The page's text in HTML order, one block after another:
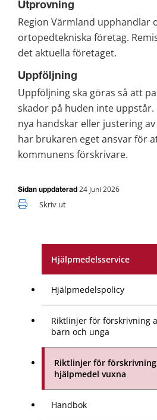
Hjälpmedelsservice
Hjälpmedelspolicy
Riktlinjer för förskrivning
barn och unga
Riktlinjer för
hjälpmedel vuxna
Handbok
Utprovning
Region Värmland upphandlar
ortopedtekniska företag.
det aktuella företaget.
Uppföljning
Uppföljning ska göras så att
skador på huden inte uppstår.
nya handskar eller justering
har brukaren eget ansvar för
kommunens förskrivare.
Sidan uppdaterad 24 juni 2026
Skriv ut